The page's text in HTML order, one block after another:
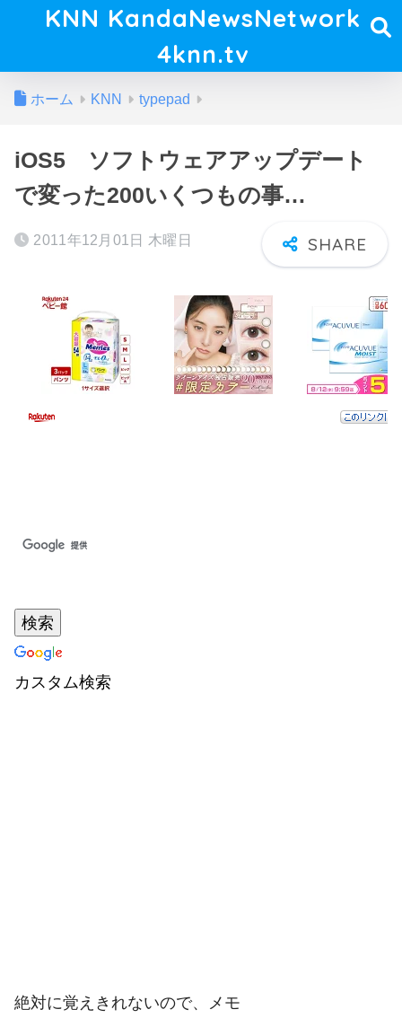
KNN KandaNewsNetwork
4knn.tv
ホーム KNN typepad
iOS5 ソフトウェアアップデート
で変った200いくつもの事…
2011年12月01日 木曜日
カスタム検索
絶対に覚えきれないので、メモ